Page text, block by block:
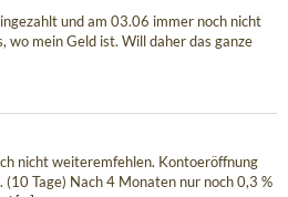
und am 03.06 immer noch nicht
wo mein Geld ist. Will daher das ganze
nicht weiteremfehlen. Kontoeröffnung
Tage) Nach 4 Monaten nur noch 0,3 %